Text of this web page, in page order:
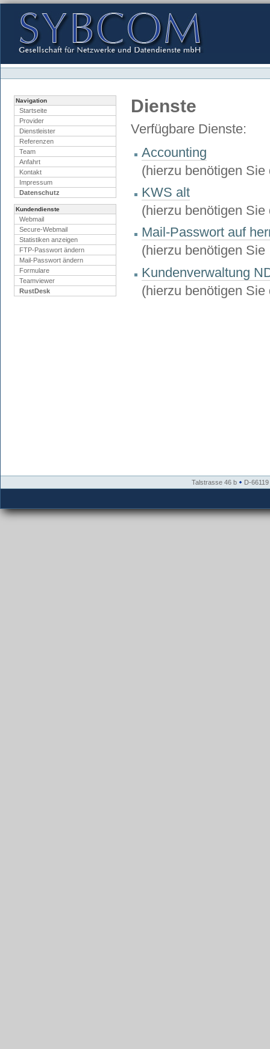
Navigation
Benutzerspezifische
Navigation
Startseite
Provider
Dienstleister
Referenzen
Team
Anfahrt
Kontakt
Impressum
Datenschutz
Kundendienste
Webmail
Secure-Webmail
Statistiken anzeigen
FTP-Passwort ändern
Mail-Passwort ändern
Formulare
Teamviewer
RustDesk
Dienste
Verfügbare Dienste:
Accounting
(hierzu benötigen
KWS alt
(hierzu benötigen
Mail-Passwort auf
(hierzu benötigen
Kundenverwaltung
(hierzu benötigen
Talstrasse 46 b D-